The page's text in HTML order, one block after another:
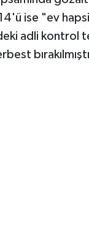
ise "ev
adli kontrol